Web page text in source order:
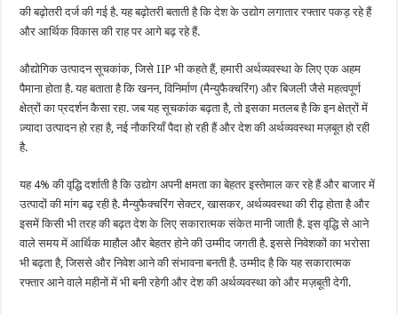
की बढ़ोतरी दर्ज की गई है. यह बढ़ोतरी बताती है कि देश के उद्योग लगातार रफ्तार पकड़ रहे हैं
और आर्थिक विकास की राह पर आगे बढ़ रहे हैं.
औद्योगिक उत्पादन सूचकांक, जिसे IIP भी कहते हैं, हमारी अर्थव्यवस्था के लिए एक अहम
पैमाना होता है. यह बताता है कि खनन, विनिर्माण (मैन्युफैक्चरिंग) और बिजली जैसे महत्वपूर्ण
क्षेत्रों का प्रदर्शन कैसा रहा. जब यह सूचकांक बढ़ता है, तो इसका मतलब है कि इन क्षेत्रों में
ज़्यादा उत्पादन हो रहा है, नई नौकरियाँ पैदा हो रही हैं और देश की अर्थव्यवस्था मज़बूत हो रही
है.
यह 4% की वृद्धि दर्शाती है कि उद्योग अपनी क्षमता का बेहतर इस्तेमाल कर रहे हैं और बाजार में
उत्पादों की मांग बढ़ रही है. मैन्युफैक्चरिंग सेक्टर, खासकर, अर्थव्यवस्था की रीढ़ होता है और
इसमें किसी भी तरह की बढ़त देश के लिए सकारात्मक संकेत मानी जाती है. इस वृद्धि से आने
वाले समय में आर्थिक माहौल और बेहतर होने की उम्मीद जगती है. इससे निवेशकों का भरोसा
भी बढ़ता है, जिससे और निवेश आने की संभावना बनती है. उम्मीद है कि यह सकारात्मक
रफ्तार आने वाले महीनों में भी बनी रहेगी और देश की अर्थव्यवस्था को और मज़बूती देगी.